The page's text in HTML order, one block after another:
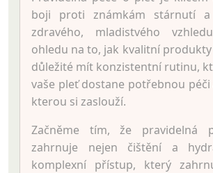
boji proti známkám stárnutí
zdravého, mladistvého
ohledu na to, jak kvalitní
důležité mít konzistentní rutinu,
vaše pleť dostane potřebnou
kterou si zaslouží.
Začněme tím, že pravidelná
zahrnuje nejen čištění a
komplexní přístup, který